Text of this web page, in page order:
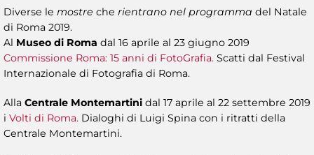
Diverse le mostre che rientrano nel programma del Natale
di Roma 2019.
Al Museo di Roma dal 16 aprile al 23 giugno 2019
Commissione Roma: 15 anni di FotoGrafia. Scatti dal Festival
Internazionale di Fotografia di Roma.
Alla Centrale Montemartini dal 17 aprile al 22 settembre 2019
i Volti di Roma. Dialoghi di Luigi Spina con i ritratti della
Centrale Montemartini.